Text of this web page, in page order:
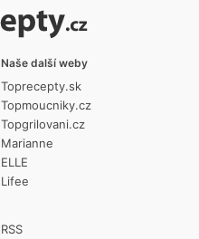
RSS
Naše další weby
Toprecepty.sk
Topmoucniky.cz
Topgrilovani.cz
Marianne
ELLE
Lifee